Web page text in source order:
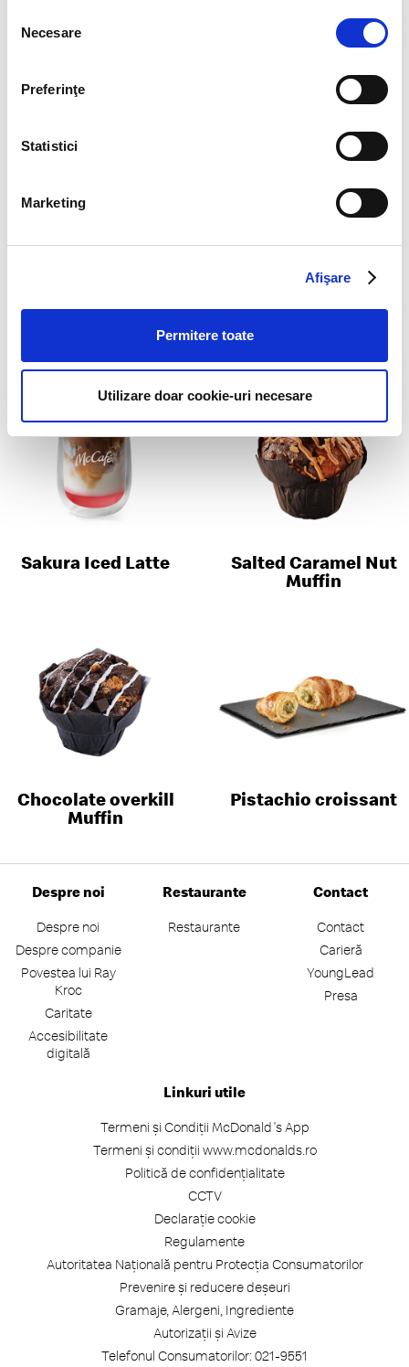
consimțământului
Necesare
Preferinţe
Statistici
Marketing
Afişare
Permitere toate
Utilizare doar cookie-uri necesare
Sakura Cold Brew Sakura Frappé
Sakura Iced Latte
Salted Caramel Nut
Muffin
Chocolate overkill
Muffin
Pistachio croissant
Despre noi
Despre noi
Despre companie
Povestea lui Ray
Kroc
Caritate
Accesibilitate
digitală
Restaurante
Restaurante
Contact
Contact
Carieră
YoungLead
Presa
Linkuri utile
Termeni și Condiții McDonald's App
Termeni și condiții www.mcdonalds.ro
Politică de confidențialitate
CCTV
Declarație cookie
Regulamente
Autoritatea Națională pentru Protecția Consumatorilor
Prevenire și reducere deșeuri
Gramaje, Alergeni, Ingrediente
Autorizații și Avize
Telefonul Consumatorilor: 021-9551